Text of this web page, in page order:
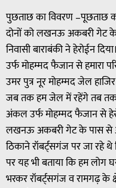
पुछताछ का विवरण –पूछताछ
दोनों को लखनऊ अकबरी गेट
निवासी बाराबंकी ने हेरोईन
उर्फ मोहम्मद फैजान से हमारा
उमर पुत्र नूर मोहम्मद जेल
जब तक हम जेल में रहेंगे तब तक
अंकल उर्फ मोहम्मद फैजान से
लखनऊ अकबरी गेट के पास से
ठिकाने रॉबर्ट्सगंज पर जा रहे
पर यह भी बताया कि हम लोग
भरकर रॉबर्ट्सगंज व रामगढ़ के